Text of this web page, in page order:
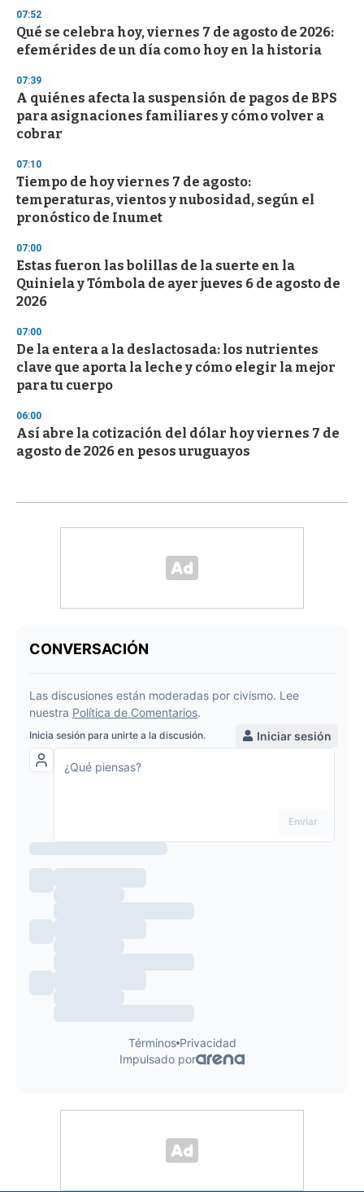
07:52
Qué se celebra hoy, viernes 7 de agosto de 2026:
efemérides de un día como hoy en la historia
07:39
A quiénes afecta la suspensión de pagos de BPS
para asignaciones familiares y cómo volver a
cobrar
07:10
Tiempo de hoy viernes 7 de agosto:
temperaturas, vientos y nubosidad, según el
pronóstico de Inumet
07:00
Estas fueron las bolillas de la suerte en la
Quiniela y Tómbola de ayer jueves 6 de agosto de
2026
07:00
De la entera a la deslactosada: los nutrientes
clave que aporta la leche y cómo elegir la mejor
para tu cuerpo
06:00
Así abre la cotización del dólar hoy viernes 7 de
agosto de 2026 en pesos uruguayos